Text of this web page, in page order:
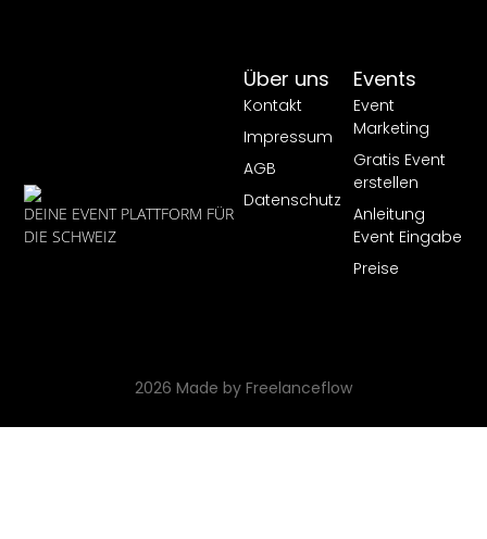
DEINE EVENT PLATTFORM FÜR
DIE SCHWEIZ
Events
Event
Marketing
Gratis Event
erstellen
Anleitung
Event Eingabe
Preise
Über uns
Kontakt
Impressum
AGB
Datenschutz
2026 Made by Freelanceflow